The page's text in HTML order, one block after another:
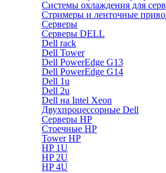
Системы охлаждения для
Стримеры и ленточные
Серверы
Серверы DELL
Dell rack
Dell Tower
Dell PowerEdge G13
Dell PowerEdge G14
Dell 1u
Dell 2u
Dell на Intel Xeon
Двухпроцессорные Dell
Серверы HP
Стоечные HP
Tower HP
HP 1U
HP 2U
HP 4U